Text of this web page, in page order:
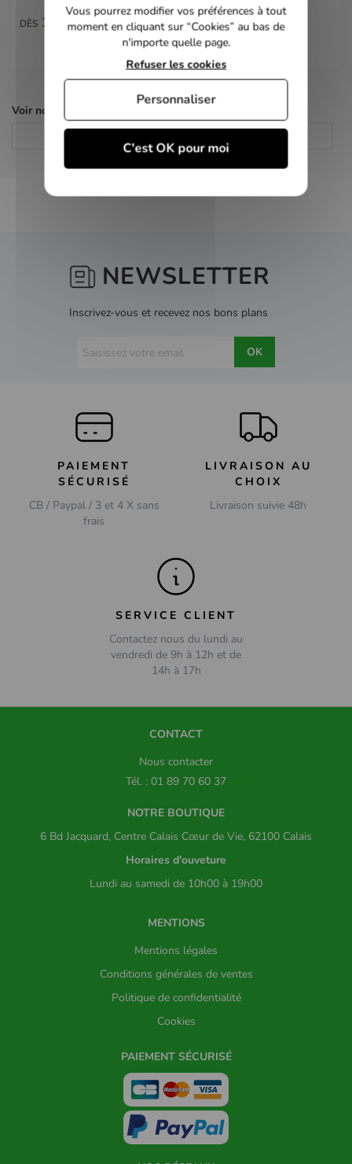
DÈS 17,00 €
Voir nos autres pages :
Consoles Retro
Consoles de salon
NEWSLETTER
Inscrivez-vous et recevez nos bons plans
OK
PAIEMENT
SÉCURISÉ
CB / Paypal / 3 et 4 X sans
frais
LIVRAISON AU
CHOIX
Livraison suivie 48h
SERVICE CLIENT
Contactez nous du lundi au
vendredi de 9h à 12h et de
14h à 17h
CONTACT
Nous contacter
Tél. : 01 89 70 60 37
NOTRE BOUTIQUE
6 Bd Jacquard, Centre Calais Cœur de Vie, 62100 Calais
Horaires d'ouveture
Lundi au samedi de 10h00 à 19h00
MENTIONS
Mentions légales
Conditions générales de ventes
Politique de confidentialité
Cookies
PAIEMENT SÉCURISÉ
Vous pourrez modifier vos préférences à tout
moment en cliquant sur “Cookies” au bas de
n'importe quelle page.
C'est OK pour moi
Refuser les cookies
Personnaliser